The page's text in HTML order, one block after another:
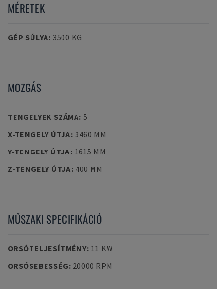
MÉRETEK
GÉP SÚLYA: 3500 KG
MOZGÁS
TENGELYEK SZÁMA: 5
X-TENGELY ÚTJA: 3460 MM
Y-TENGELY ÚTJA: 1615 MM
Z-TENGELY ÚTJA: 400 MM
MŰSZAKI SPECIFIKÁCIÓ
ORSÓTELJESÍTMÉNY: 11 KW
ORSÓSEBESSÉG: 20000 RPM